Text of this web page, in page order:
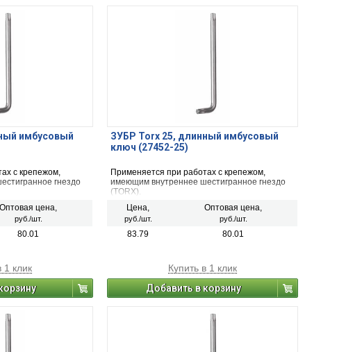
имбусовый
с крепежом,
гнездо
Оптовая цена,
руб./шт.
80.01
1 клик
ЗУБР Torx 25, длинный имбусовый
ключ (27452-25)
Применяется при работах с крепежом,
имеющим внутреннее шестигранное гнездо
(TORX).
Цена,
руб./шт.
Оптовая цена,
руб./шт.
83.79 80.01
Купить в 1 клик
Добавить в корзину